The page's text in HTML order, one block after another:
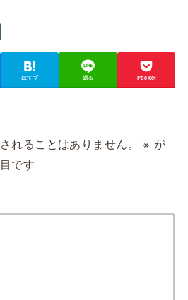
はてブ 送る Pocket
れることはありません。 ※ が
です